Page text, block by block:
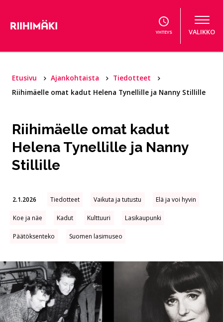
YHTEYS VALIKKO
Etusivu Ajankohtaista
Tiedotteet
Riihimäelle omat kadut Helena Tynellille ja Nanny Stillille
Riihimäelle omat kadut
Helena Tynellille ja Nanny
Stillille
2.1.2026 Tiedotteet Vaikuta ja tutustu Elä ja voi hyvin
Koe ja näe Kadut Kulttuuri Lasikaupunki
Päätöksenteko Suomen lasimuseo